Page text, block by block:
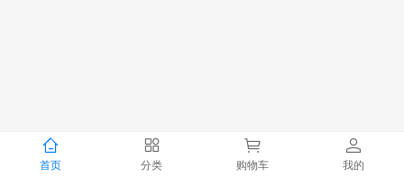
首页 分类 购物车 我的